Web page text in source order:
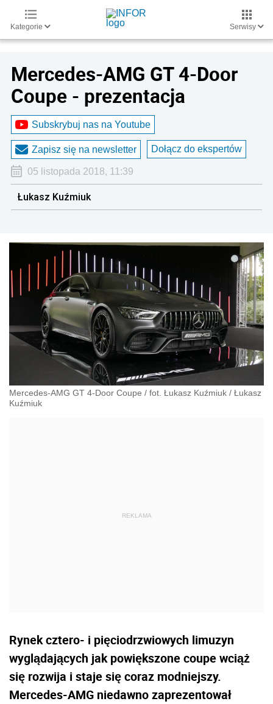
Kategorie Serwisy
Mercedes-AMG GT 4-Door
Coupe - prezentacja
Subskrybuj nas na Youtube
Zapisz się na newsletter Dołącz do ekspertów
05 listopada 2018, 11:39
Łukasz Kuźmiuk
Mercedes-AMG GT 4-Door Coupe / fot. Łukasz Kuźmiuk / Łukasz
Kuźmiuk
Rynek cztero- i pięciodrzwiowych limuzyn
wyglądających jak powiększone coupe wciąż
się rozwija i staje się coraz modniejszy.
Mercedes-AMG niedawno zaprezentował